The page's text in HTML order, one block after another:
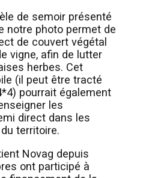
de semoir présenté
notre photo permet de
de couvert végétal
vigne, afin de lutter
herbes. Cet
(il peut être tracté
pourrait également
les
direct dans les
territoire.
Novag depuis
ont participé à